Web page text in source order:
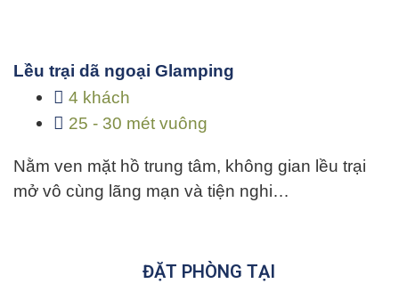
Lều trại dã ngoại Glamping
4 khách
25 - 30 mét vuông
Nằm ven mặt hồ trung tâm, không gian lều trại
mở vô cùng lãng mạn và tiện nghi…
ĐẶT PHÒNG TẠI